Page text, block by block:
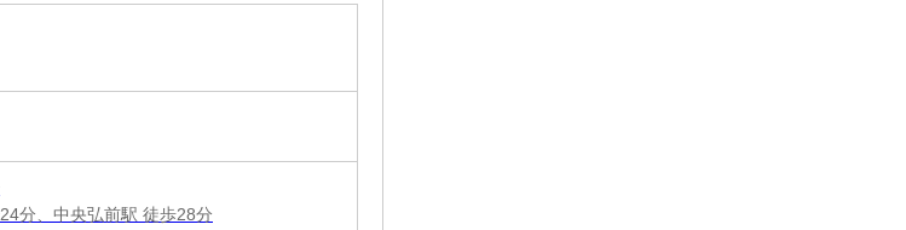
分、中央弘前駅 徒歩28分